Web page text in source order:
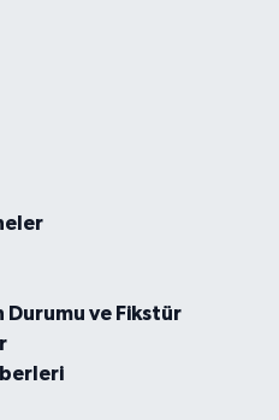
Durumu ve Fikstür